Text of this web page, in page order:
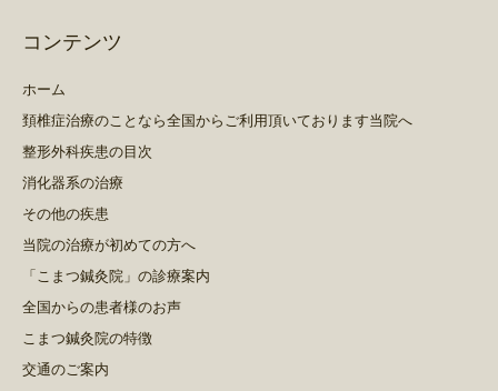
コンテンツ
ホーム
頚椎症治療のことなら全国からご利用頂いております当院へ
整形外科疾患の目次
消化器系の治療
その他の疾患
当院の治療が初めての方へ
「こまつ鍼灸院」の診療案内
全国からの患者様のお声
こまつ鍼灸院の特徴
交通のご案内